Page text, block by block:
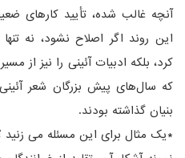
آنچه غالب شده، تأیید کارهای
این روند اگر اصلاح نشود، نه
کرد، بلکه ادبیات آئینی را نیز
که سال‌های پیش بزرگان شعر
بنیان گذاشته بودند.
*یک مثال برای این مسئله می زنید